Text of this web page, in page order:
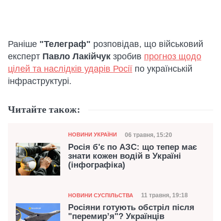
Раніше "Телеграф" розповідав, що військовий
експерт Павло Лакійчук зробив прогноз щодо
цілей та наслідків ударів Росії по українській
інфраструктурі.
Читайте також:
Категорія
НОВИНИ УКРАЇНИ Дата публікації
06 травня, 15:20
Росія б'є по АЗС: що тепер має
знати кожен водій в Україні
(інфографіка)
Категорія
НОВИНИ СУСПІЛЬСТВА Дата публікації
11 травня, 19:18
Росіяни готують обстріл після
"перемирʼя"? Українців